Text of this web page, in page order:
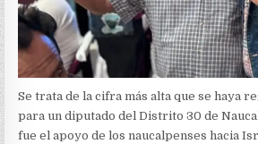
Se trata de la cifra más alta que se haya
para un diputado del Distrito 30 de
fue el apoyo de los naucalpenses hacia